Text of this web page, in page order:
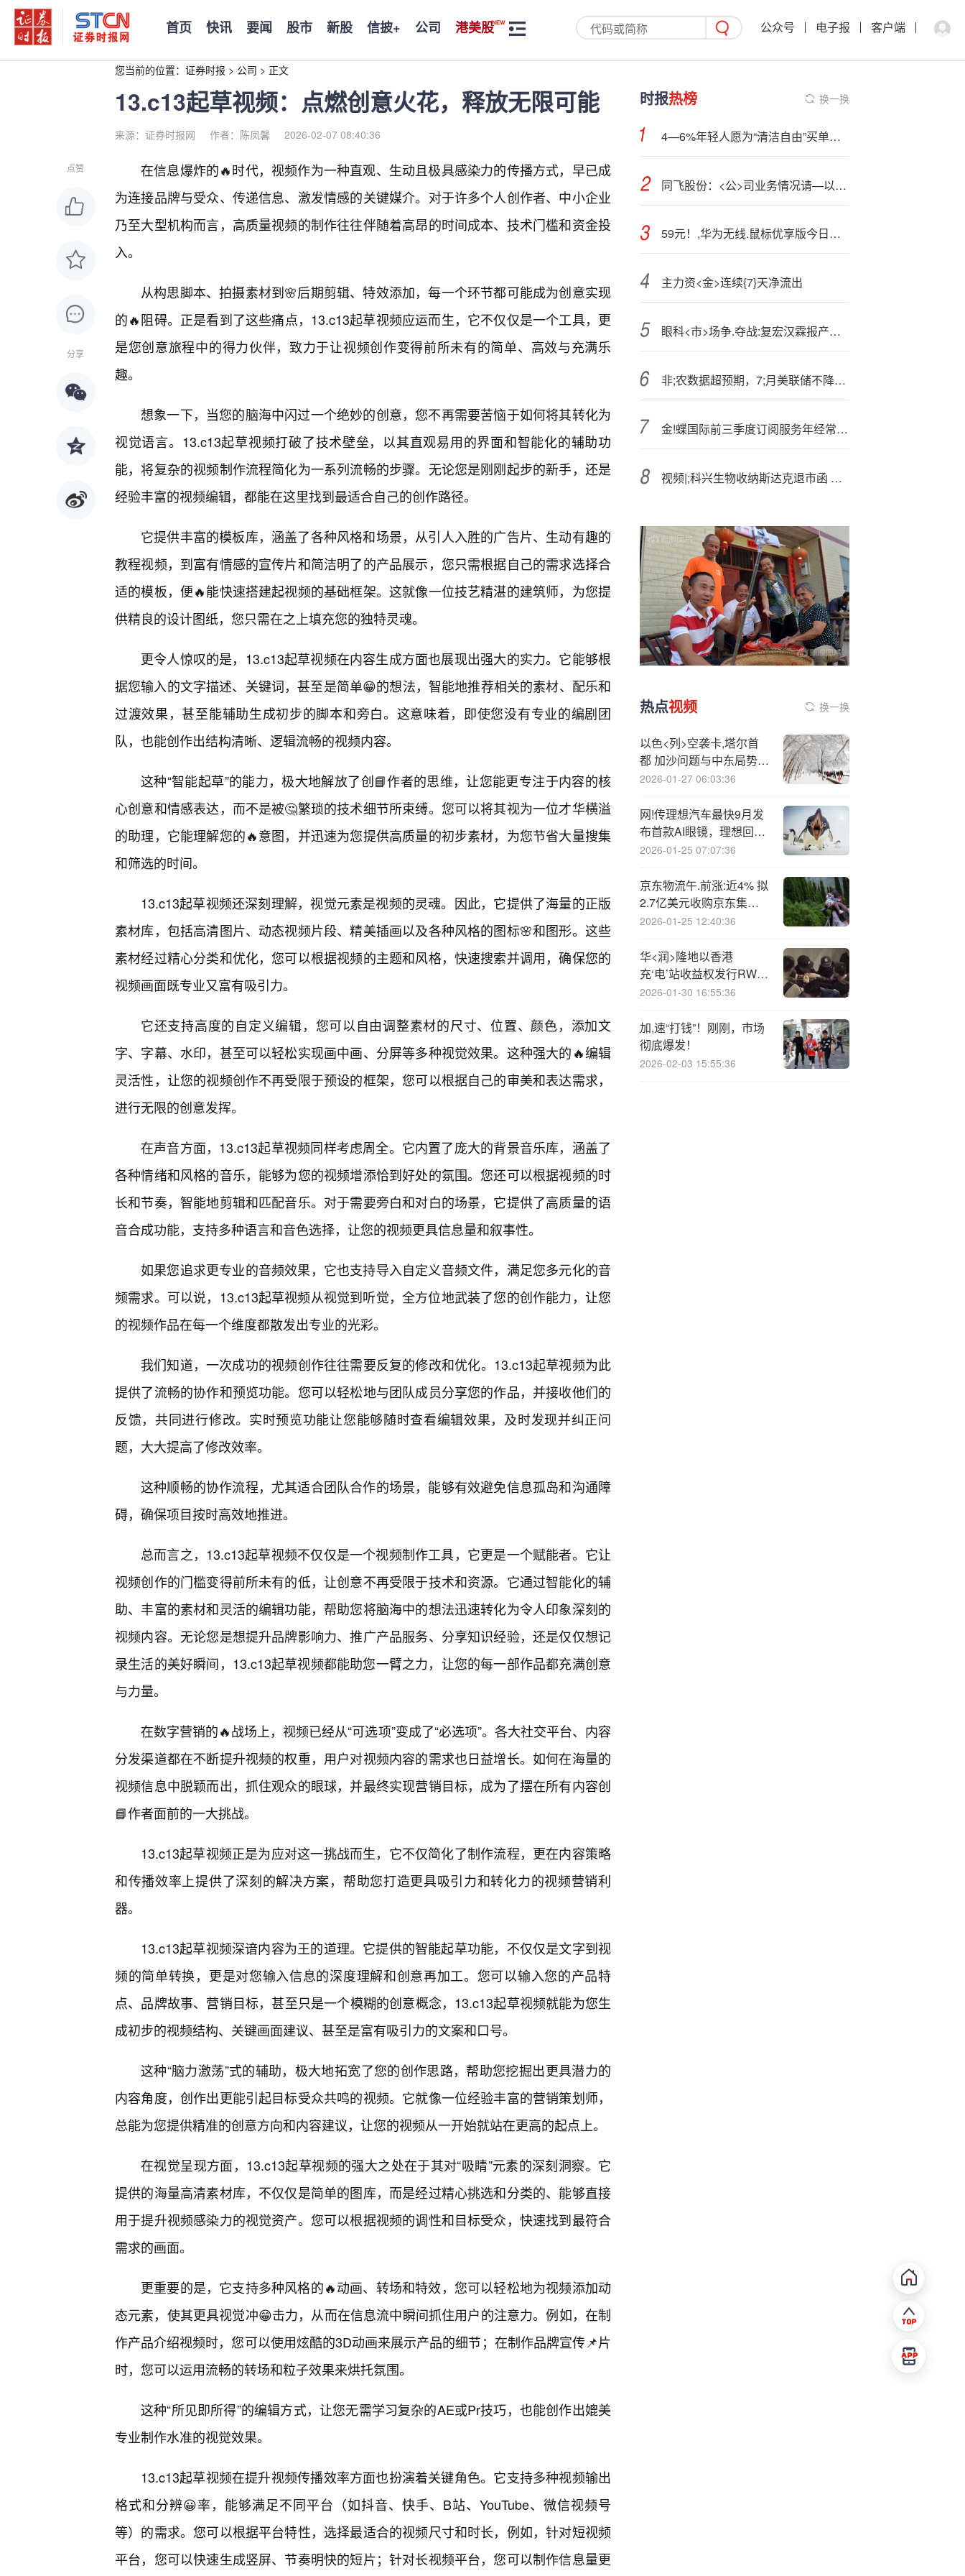
首页 快讯 要闻 股市 新股 信披+ 公司 港美股 公众号 电子报 客户端
您当前的位置： 证券时报 > 公司 > 正文
13.c13起草视频：点燃创意火花，释放无限可能
来源：证券时报网 作者：陈凤馨 2026-02-07 08:40:36
点赞
分享
在信息爆炸的🔥时代，视频作为一种直观、生动且极具感染力的传播方式，早已成
为连接品牌与受众、传递信息、激发情感的关键媒介。对于许多个人创作者、中小企业
乃至大型机构而言，高质量视频的制作往往伴随着高昂的时间成本、技术门槛和资金投
入。
从构思脚本、拍摄素材到🌸后期剪辑、特效添加，每一个环节都可能成为创意实现
的🔥阻碍。正是看到了这些痛点，13.c13起草视频应运而生，它不仅仅是一个工具，更
是您创意旅程中的得力伙伴，致力于让视频创作变得前所未有的简单、高效与充满乐
趣。
想象一下，当您的脑海中闪过一个绝妙的创意，您不再需要苦恼于如何将其转化为
视觉语言。13.c13起草视频打破了技术壁垒，以其直观易用的界面和智能化的辅助功
能，将复杂的视频制作流程简化为一系列流畅的步骤。无论您是刚刚起步的新手，还是
经验丰富的视频编辑，都能在这里找到最适合自己的创作路径。
它提供丰富的模板库，涵盖了各种风格和场景，从引人入胜的广告片、生动有趣的
教程视频，到富有情感的宣传片和简洁明了的产品展示，您只需根据自己的需求选择合
适的模板，便🔥能快速搭建起视频的基础框架。这就像一位技艺精湛的建筑师，为您提
供精良的设计图纸，您只需在之上填充您的独特灵魂。
更令人惊叹的是，13.c13起草视频在内容生成方面也展现出强大的实力。它能够根
据您输入的文字描述、关键词，甚至是简单😁的想法，智能地推荐相关的素材、配乐和
过渡效果，甚至能辅助生成初步的脚本和旁白。这意味着，即使您没有专业的编剧团
队，也能创作出结构清晰、逻辑流畅的视频内容。
这种“智能起草”的能力，极大地解放了创📘作者的思维，让您能更专注于内容的核
心创意和情感表达，而不是被🤔繁琐的技术细节所束缚。您可以将其视为一位才华横溢
的助理，它能理解您的🔥意图，并迅速为您提供高质量的初步素材，为您节省大量搜集
和筛选的时间。
13.c13起草视频还深刻理解，视觉元素是视频的灵魂。因此，它提供了海量的正版
素材库，包括高清图片、动态视频片段、精美插画以及各种风格的图标🌸和图形。这些
素材经过精心分类和优化，您可以根据视频的主题和风格，快速搜索并调用，确保您的
视频画面既专业又富有吸引力。
它还支持高度的自定义编辑，您可以自由调整素材的尺寸、位置、颜色，添加文
字、字幕、水印，甚至可以轻松实现画中画、分屏等多种视觉效果。这种强大的🔥编辑
灵活性，让您的视频创作不再受限于预设的框架，您可以根据自己的审美和表达需求，
进行无限的创意发挥。
在声音方面，13.c13起草视频同样考虑周全。它内置了庞大的背景音乐库，涵盖了
各种情绪和风格的音乐，能够为您的视频增添恰到好处的氛围。您还可以根据视频的时
长和节奏，智能地剪辑和匹配音乐。对于需要旁白和对白的场景，它提供了高质量的语
音合成功能，支持多种语言和音色选择，让您的视频更具信息量和叙事性。
如果您追求更专业的音频效果，它也支持导入自定义音频文件，满足您多元化的音
频需求。可以说，13.c13起草视频从视觉到听觉，全方位地武装了您的创作能力，让您
的视频作品在每一个维度都散发出专业的光彩。
我们知道，一次成功的视频创作往往需要反复的修改和优化。13.c13起草视频为此
提供了流畅的协作和预览功能。您可以轻松地与团队成员分享您的作品，并接收他们的
反馈，共同进行修改。实时预览功能让您能够随时查看编辑效果，及时发现并纠正问
题，大大提高了修改效率。
这种顺畅的协作流程，尤其适合团队合作的场景，能够有效避免信息孤岛和沟通障
碍，确保项目按时高效地推进。
总而言之，13.c13起草视频不仅仅是一个视频制作工具，它更是一个赋能者。它让
视频创作的门槛变得前所未有的低，让创意不再受限于技术和资源。它通过智能化的辅
助、丰富的素材和灵活的编辑功能，帮助您将脑海中的想法迅速转化为令人印象深刻的
视频内容。无论您是想提升品牌影响力、推广产品服务、分享知识经验，还是仅仅想记
录生活的美好瞬间，13.c13起草视频都能助您一臂之力，让您的每一部作品都充满创意
与力量。
在数字营销的🔥战场上，视频已经从“可选项”变成了“必选项”。各大社交平台、内容
分发渠道都在不断提升视频的权重，用户对视频内容的需求也日益增长。如何在海量的
视频信息中脱颖而出，抓住观众的眼球，并最终实现营销目标，成为了摆在所有内容创
📘作者面前的一大挑战。
13.c13起草视频正是为应对这一挑战而生，它不仅简化了制作流程，更在内容策略
和传播效率上提供了深刻的解决方案，帮助您打造更具吸引力和转化力的视频营销利
器。
13.c13起草视频深谙内容为王的道理。它提供的智能起草功能，不仅仅是文字到视
频的简单转换，更是对您输入信息的深度理解和创意再加工。您可以输入您的产品特
点、品牌故事、营销目标，甚至只是一个模糊的创意概念，13.c13起草视频就能为您生
成初步的视频结构、关键画面建议、甚至是富有吸引力的文案和口号。
这种“脑力激荡”式的辅助，极大地拓宽了您的创作思路，帮助您挖掘出更具潜力的
内容角度，创作出更能引起目标受众共鸣的视频。它就像一位经验丰富的营销策划师，
总能为您提供精准的创意方向和内容建议，让您的视频从一开始就站在更高的起点上。
在视觉呈现方面，13.c13起草视频的强大之处在于其对“吸睛”元素的深刻洞察。它
提供的海量高清素材库，不仅仅是简单的图库，而是经过精心挑选和分类的、能够直接
用于提升视频感染力的视觉资产。您可以根据视频的调性和目标受众，快速找到最符合
需求的画面。
更重要的是，它支持多种风格的🔥动画、转场和特效，您可以轻松地为视频添加动
态元素，使其更具视觉冲😁击力，从而在信息流中瞬间抓住用户的注意力。例如，在制
作产品介绍视频时，您可以使用炫酷的3D动画来展示产品的细节；在制作品牌宣传📌片
时，您可以运用流畅的转场和粒子效果来烘托氛围。
这种“所见即所得”的编辑方式，让您无需学习复杂的AE或Pr技巧，也能创作出媲美
专业制作水准的视觉效果。
13.c13起草视频在提升视频传播效率方面也扮演着关键角色。它支持多种视频输出
格式和分辨😀率，能够满足不同平台（如抖音、快手、B站、YouTube、微信视频号
等）的需求。您可以根据平台特性，选择最适合的视频尺寸和时长，例如，针对短视频
平台，您可以快速生成竖屏、节奏明快的短片；针对长视频平台，您可以制作信息量更
时报热榜 换一换
4—6%年轻人愿为“清洁自由”买单，华帝以“好清洁”战略圈粉新世代
同飞股份：<公>司业务情况请—以公司在指定信息披露媒体披露的定期报告为准
59元！,华为无线.鼠标优享版今日开售：支持星闪、蓝牙双连接 续航12个月
主力资<金>连续{7}天净流出
眼科<市>场争.夺战:复宏汉霖报产，罗氏、诺华、信达等“进口+国产”战况焦灼
非;农数据超预期，7;月美联储不降息概率进一步提高
金!蝶国际前三季度订阅服务年经常性收入约38.6亿元 同比增长约18%
视频|;科兴生物收纳斯达克退市函 公司回应
热点视频 换一换
以色<列>空袭卡,塔尔首
都 加沙问题与中东局势走
到十字路口
2026-01-27 06:03:36
网!传理想汽车最快9月发
布首款AI眼镜，理想回
应：消息不实
2026-01-25 07:07:36
京东物流午.前涨:近4% 拟
2.7亿美元收购京东集团
本地即时配送服务业务
2026-01-25 12:40:36
华<润>隆地以香港
充‘电’站收益权发行RWA
通证化产品
2026-01-30 16:55:36
加,速“打钱”！刚刚，市场
彻底爆发！
2026-02-03 15:55:36